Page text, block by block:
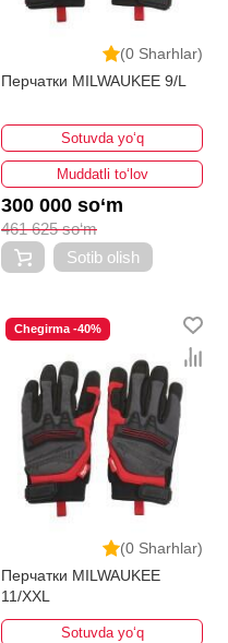
(0 Sharhlar)
Перчатки MILWAUKEE 9/L
Sotuvda yo‘q
Muddatli to‘lov
300 000 so‘m
461 625 so‘m
Sotib olish
(0 Sharhlar)
Chegirma -40%
Перчатки MILWAUKEE
11/XXL
Sotuvda yo‘q